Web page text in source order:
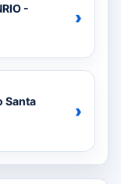
-
›
Santa
›